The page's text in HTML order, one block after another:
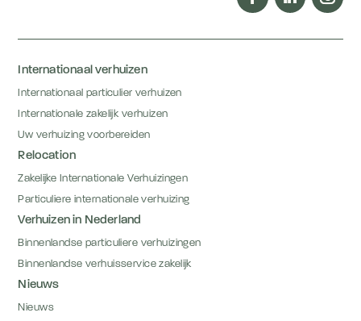
Internationaal verhuizen
Internationaal particulier verhuizen
Internationale zakelijk verhuizen
Uw verhuizing voorbereiden
Relocation
Zakelijke Internationale Verhuizingen
Particuliere internationale verhuizing
Verhuizen in Nederland
Binnenlandse particuliere verhuizingen
Binnenlandse verhuisservice zakelijk
Nieuws
Nieuws